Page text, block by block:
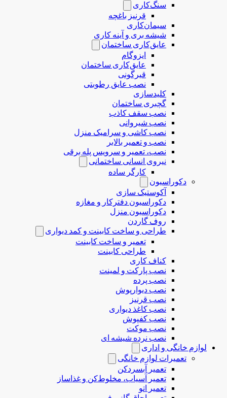
سنگ‌کاری
قرنیز باغچه
سیمان‌کاری
شیشه بری و آینه کاری
عایق‌کاری ساختمان
ایزوگام
عایق‌کاری ساختمان
قیرگونی
نصب عایق رطوبتی
کلیدسازی
گچبری ساختمان
نصب سقف کاذب
نصب شیروانی
نصب کاشی و سرامیک منزل
نصب و تعمیر بالابر
نصب، تعمیر و سرویس پله برقی
نیروی انسانی ساختمانی
کارگر ساده
دکوراسیون
آکوستیک سازی
دکوراسیون دفترکار و مغازه
دکوراسیون منزل
روف گاردن
طراحی و ساخت کابینت و کمد دیواری
تعمیر و ساخت کابینت
طراحی کابینت
کناف کاری
نصب پارکت و لمینت
نصب پرده
نصب دیوارپوش
نصب قرنیز
نصب کاغذ دیواری
نصب کفپوش
نصب موکت
نصب نرده شیشه ای
لوازم خانگی و اداری
تعمیرات لوازم خانگی
تعمیر آبسردکن
تعمیر آسیاب، مخلوط‌کن و غذاساز
تعمیر اتو